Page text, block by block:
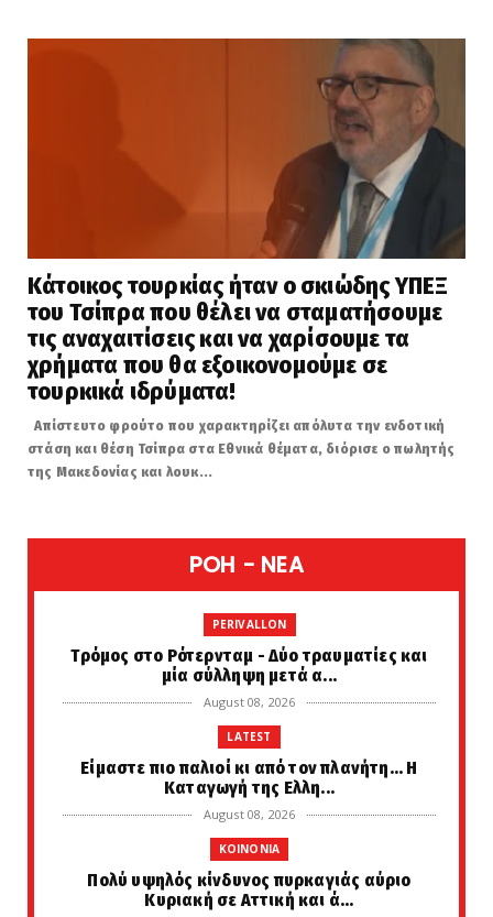
Κάτοικος τουρκίας ήταν ο σκιώδης ΥΠΕΞ
του Τσίπρα που θέλει να σταματήσουμε
τις αναχαιτίσεις και να χαρίσουμε τα
χρήματα που θα εξοικονομούμε σε
τουρκικά ιδρύματα!
Απίστευτο φρούτο που χαρακτηρίζει απόλυτα την ενδοτική
στάση και θέση Τσίπρα στα Εθνικά θέματα, διόρισε ο πωλητής
της Μακεδονίας και λουκ...
POH - NEA
PERIVALLON
Tρόμος στο Ρότερνταμ - Δύο τραυματίες και
μία σύλληψη μετά α...
August 08, 2026
LATEST
Είμαστε πιο παλιοί κι από τον πλανήτη... Η
Καταγωγή της Ελλη...
August 08, 2026
KOINONIA
Πολύ υψηλός κίνδυνος πυρκαγιάς αύριο
Κυριακή σε Αττική και ά...